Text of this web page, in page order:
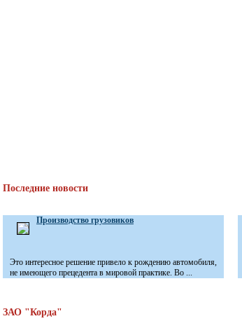
Последние новости
Производство грузовиков
Это интересное решение привело к рождению автомобиля,
не имеющего прецедента в мировой практике. Во ...
ЗАО "Корда"